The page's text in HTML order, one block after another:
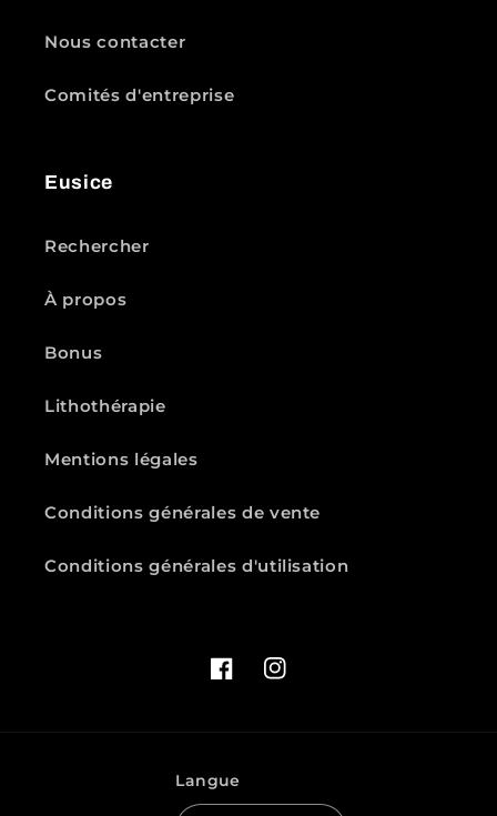
Nous contacter
Comités d'entreprise
Eusice
Rechercher
À propos
Bonus
Lithothérapie
Mentions légales
Conditions générales de vente
Conditions générales d'utilisation
FacebookInstagram
Langue